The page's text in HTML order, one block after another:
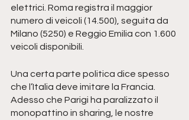
elettrici. Roma registra il maggior
numero di veicoli (14.500), seguita da
Milano (5250) e Reggio Emilia con 1.600
veicoli disponibili.
Una certa parte politica dice spesso
che l’Italia deve imitare la Francia.
Adesso che Parigi ha paralizzato il
monopattino in sharing, le nostre